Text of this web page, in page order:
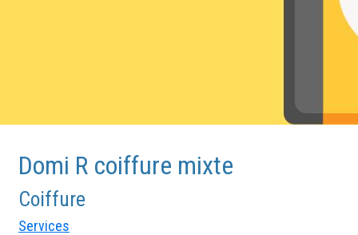
Domi R coiffure mixte
Coiffure
Services